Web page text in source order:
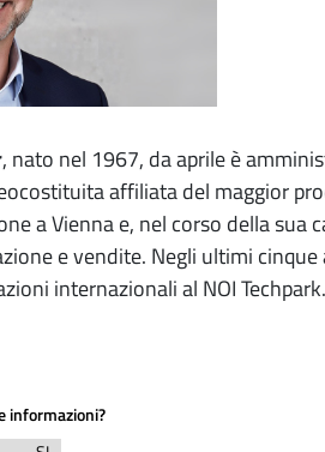
, nato nel 1967, da aprile è
affiliata del maggior
a Vienna e, nel corso della sua
e vendite. Negli ultimi
internazionali al NOI
informazioni?